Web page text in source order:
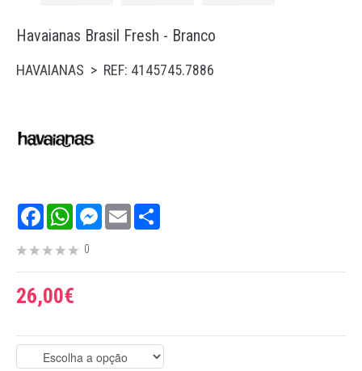
Havaianas Brasil Fresh - Branco
HAVAIANAS > REF: 4145745.7886
FacebookWhatsAppMessenger
Email
0
26,00€